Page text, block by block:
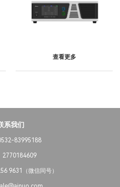
查看更多
系我们
83995188
2770184609
9631（微信同号）